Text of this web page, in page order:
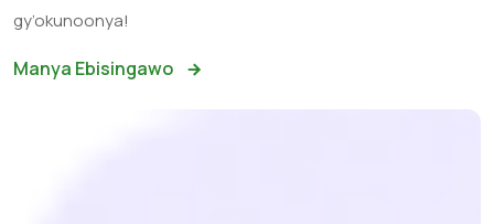
gy’okunoonya!
Manya Ebisingawo